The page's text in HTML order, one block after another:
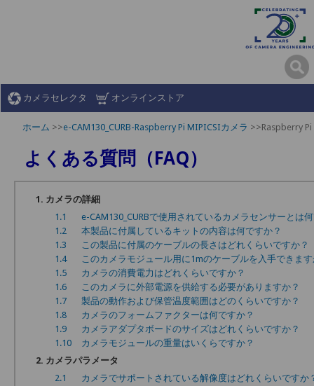
カメラセレクタ オンラインストア
ホーム >>e-CAM130_CURB-Raspberry Pi MIPICSIカメラ >>Raspberry
よくある質問（FAQ）
1. カメラの詳細
1.1
e-CAM130_CURBで使用されているカメラセンサーとは
1.2
本製品に付属しているキットの内容は何ですか？
1.3
この製品に付属のケーブルの長さはどれくらいですか？
1.4
このカメラモジュール用に1mのケーブルを入手できま
1.5
カメラの消費電力はどれくらいですか？
1.6
このカメラに外部電源を供給する必要がありますか？
1.7
製品の動作および保管温度範囲はどのくらいですか？
1.8
カメラのフォームファクターは何ですか？
1.9
カメラアダプタボードのサイズはどれくらいですか？
1.10
カメラモジュールの重量はいくらですか？
2. カメラパラメータ
2.1
カメラでサポートされている解像度はどれくらいですか